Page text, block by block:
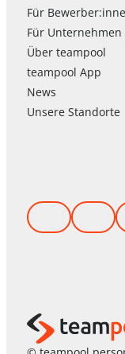
Für
Für Unternehmen
Überteampool
teampool App
News
Unsere Standorte